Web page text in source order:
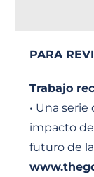
PARA
Trabajo
• Una
impacto
futuro de